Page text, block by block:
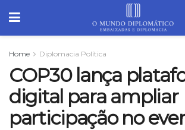
Home Diplomacia Política
COP30 lança
digital para ampliar
participação no